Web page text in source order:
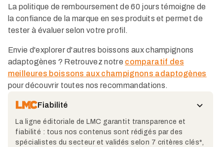
La politique de remboursement de 60 jours témoigne de
la confiance de la marque en ses produits et permet de
tester à évaluer selon votre profil.
Envie d'explorer d'autres boissons aux champignons
adaptogènes ? Retrouvez notre comparatif des
meilleures boissons aux champignons adaptogènes
pour découvrir toutes nos recommandations.
Fiabilité
La ligne éditoriale de LMC garantit transparence et
fiabilité : tous nos contenus sont rédigés par des
spécialistes du secteur et validés selon 7 critères clés*,